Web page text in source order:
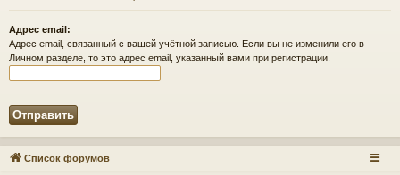
и
Адрес email:
Адрес email, связанный с вашей учётной записью. Если вы не изменили его в
Личном разделе, то это адрес email, указанный вами при регистрации.
Список форумов